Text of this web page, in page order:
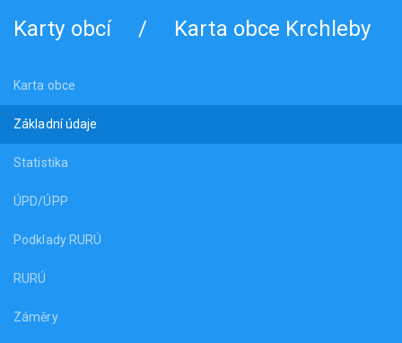
Karty obcí / Karta obce Krchleby
Karta obce
Základní údaje
Statistika
ÚPD/ÚPP
Podklady RURÚ
RURÚ
Záměry